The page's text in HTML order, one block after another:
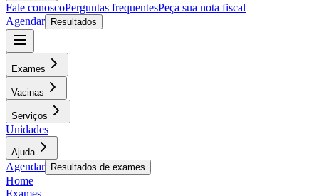
Fale conoscoPerguntas frequentesPeça sua nota fiscal
Agendar
Resultados
Exames
Vacinas
Serviços
Unidades
Ajuda
Agendar Resultados de exames
Home
Exames